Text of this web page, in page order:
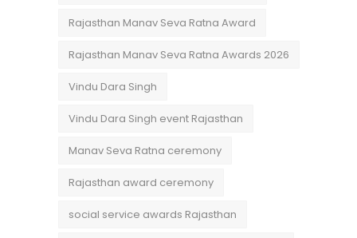
Rajasthan Manav Seva Ratna Award
Rajasthan Manav Seva Ratna Awards 2026
Vindu Dara Singh
Vindu Dara Singh event Rajasthan
Manav Seva Ratna ceremony
Rajasthan award ceremony
social service awards Rajasthan